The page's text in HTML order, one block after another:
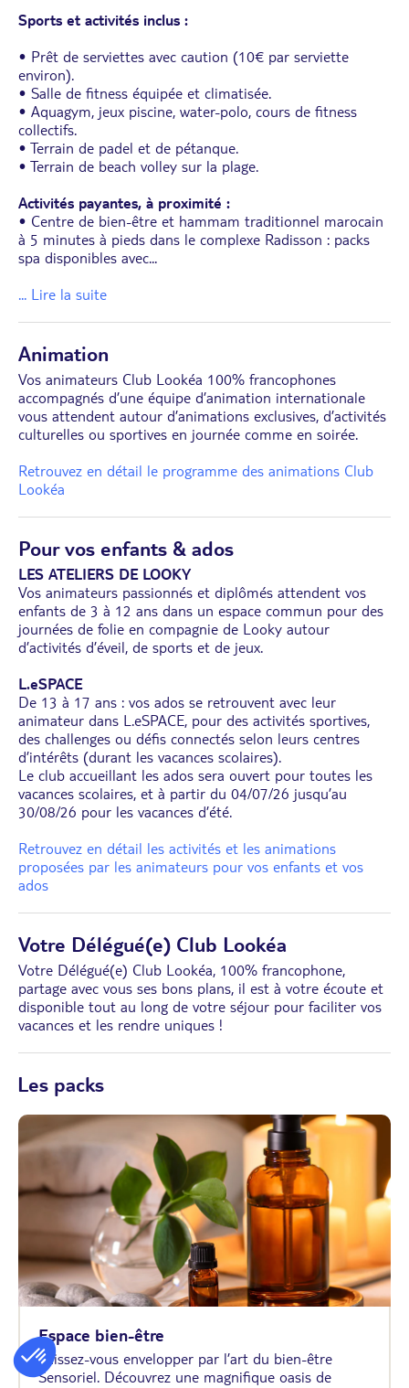
Sports et activités inclus :
• Prêt de serviettes avec caution (10€ par serviette
environ).
• Salle de fitness équipée et climatisée.
• Aquagym, jeux piscine, water-polo, cours de fitness
collectifs.
• Terrain de padel et de pétanque.
• Terrain de beach volley sur la plage.
Activités payantes, à proximité :
• Centre de bien-être et hammam traditionnel marocain
à 5 minutes à pieds dans le complexe Radisson : packs
spa disponibles avec...
... Lire la suite
Animation
Vos animateurs Club Lookéa 100% francophones
accompagnés d’une équipe d’animation internationale
vous attendent autour d’animations exclusives, d’activités
culturelles ou sportives en journée comme en soirée.
Retrouvez en détail le programme des animations Club
Lookéa
Pour vos enfants & ados
LES ATELIERS DE LOOKY
Vos animateurs passionnés et diplômés attendent vos
enfants de 3 à 12 ans dans un espace commun pour des
journées de folie en compagnie de Looky autour
d’activités d’éveil, de sports et de jeux.
L.eSPACE
De 13 à 17 ans : vos ados se retrouvent avec leur
animateur dans L.eSPACE, pour des activités sportives,
des challenges ou défis connectés selon leurs centres
d’intérêts (durant les vacances scolaires).
Le club accueillant les ados sera ouvert pour toutes les
vacances scolaires, et à partir du 04/07/26 jusqu’au
30/08/26 pour les vacances d’été.
Retrouvez en détail les activités et les animations
proposées par les animateurs pour vos enfants et vos
ados
Votre Délégué(e) Club Lookéa
Votre Délégué(e) Club Lookéa, 100% francophone,
partage avec vous ses bons plans, il est à votre écoute et
disponible tout au long de votre séjour pour faciliter vos
vacances et les rendre uniques !
Les packs
Espace bien-être
Laissez-vous envelopper par l’art du bien-être
Sensoriel. Découvrez une magnifique oasis de